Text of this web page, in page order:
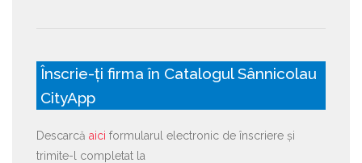
Înscrie-ți firma în Catalogul Sânnicolau
CityApp
Descarcă aici formularul electronic de înscriere și
trimite-l completat la